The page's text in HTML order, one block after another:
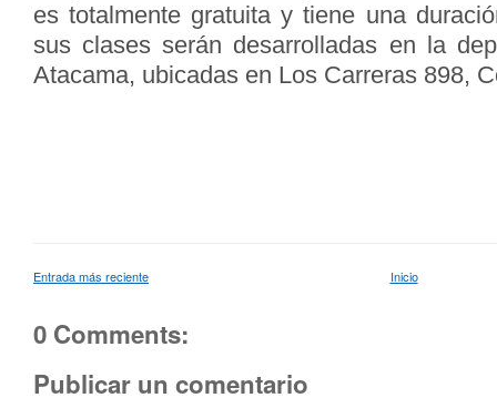
es totalmente gratuita y tiene una
sus clases serán desarrolladas en la
Atacama, ubicadas en Los Carreras 898,
Entrada más reciente Inicio
0 Comments:
Publicar un comentario